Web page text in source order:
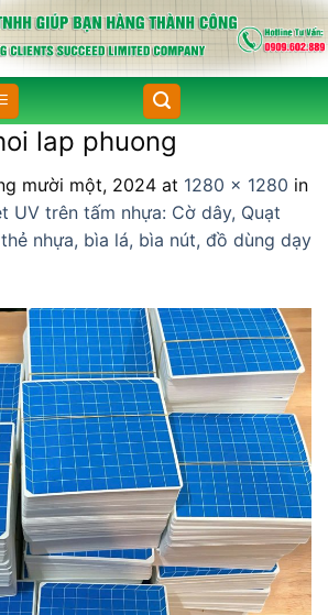
lap phuong
mười một, 2024 at 1280 × 1280 in
UV trên tấm nhựa: Cờ dây, Quạt
nhựa, bìa lá, bìa nút, đồ dùng dạy